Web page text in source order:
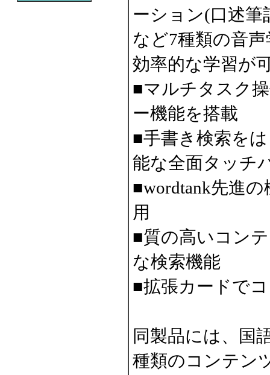
ーション(口述
など7種類の音
効率的な学習が
■マルチタスク
ー機能を搭載
■手書き検索を
能な全面タッチ
■wordtank先進
用
■質の高いコン
な検索機能
■拡張カードで
同製品には、国
種類のコンテン